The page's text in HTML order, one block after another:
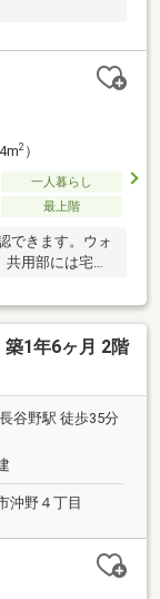
2）
一人暮らし
最上階
できます。ウォ
用部には宅配
2基設備です。
1年6ヶ月 2階
谷野駅 徒歩35分
沖野４丁目